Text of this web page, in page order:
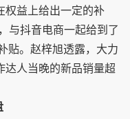
权益上给出一定的补
与抖音电商一起给到了
贴。赵梓旭透露，大力
达人当晚的新品销量超